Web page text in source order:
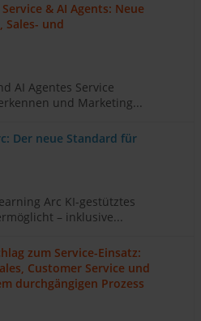
& AI Agents: Neue
Sales- und
AI Agentes Service
und Marketing...
Der neue Standard für
Arc KI-gestütztes
– inklusive...
zum Service-Einsatz:
Customer Service und
durchgängigen Prozess